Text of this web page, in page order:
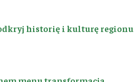
historię i kulturę regionu
KONTAKT